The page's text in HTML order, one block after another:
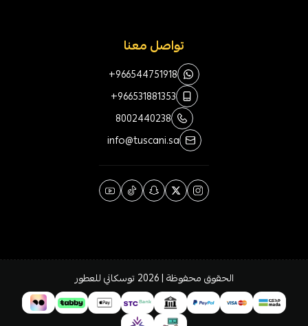
تواصل معنا
+966544751918
+966531881353
8002440238
info@tuscani.sa
الحقوق محفوظة | 2026 توسكاني للعطور